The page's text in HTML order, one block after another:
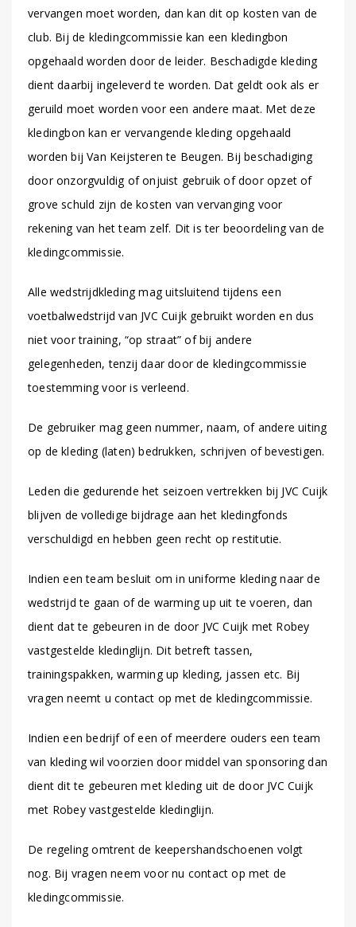
vervangen moet worden, dan kan dit op kosten van de
club. Bij de kledingcommissie kan een kledingbon
opgehaald worden door de leider. Beschadigde kleding
dient daarbij ingeleverd te worden. Dat geldt ook als er
geruild moet worden voor een andere maat. Met deze
kledingbon kan er vervangende kleding opgehaald
worden bij Van Keijsteren te Beugen. Bij beschadiging
door onzorgvuldig of onjuist gebruik of door opzet of
grove schuld zijn de kosten van vervanging voor
rekening van het team zelf. Dit is ter beoordeling van de
kledingcommissie.
Alle wedstrijdkleding mag uitsluitend tijdens een
voetbalwedstrijd van JVC Cuijk gebruikt worden en dus
niet voor training, “op straat” of bij andere
gelegenheden, tenzij daar door de kledingcommissie
toestemming voor is verleend.
De gebruiker mag geen nummer, naam, of andere uiting
op de kleding (laten) bedrukken, schrijven of bevestigen.
Leden die gedurende het seizoen vertrekken bij JVC Cuijk
blijven de volledige bijdrage aan het kledingfonds
verschuldigd en hebben geen recht op restitutie.
Indien een team besluit om in uniforme kleding naar de
wedstrijd te gaan of de warming up uit te voeren, dan
dient dat te gebeuren in de door JVC Cuijk met Robey
vastgestelde kledinglijn. Dit betreft tassen,
trainingspakken, warming up kleding, jassen etc. Bij
vragen neemt u contact op met de kledingcommissie.
Indien een bedrijf of een of meerdere ouders een team
van kleding wil voorzien door middel van sponsoring dan
dient dit te gebeuren met kleding uit de door JVC Cuijk
met Robey vastgestelde kledinglijn.
De regeling omtrent de keepershandschoenen volgt
nog. Bij vragen neem voor nu contact op met de
kledingcommissie.